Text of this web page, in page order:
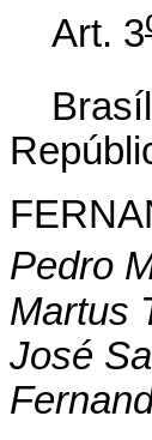
Art. 3
Pedro
Martus
José